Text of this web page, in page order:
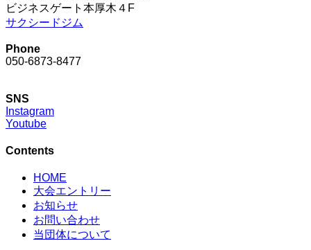
ビジネスゲート本厚木４F
サクシードジム
Phone
050-6873-8477
SNS
Instagram
Youtube
Contents
HOME
大会エントリー
お知らせ
お問い合わせ
当団体について